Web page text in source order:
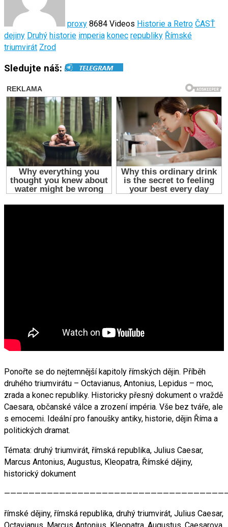
proxy 8684 Videos Historie a Retro ČASŤ
dejiny Druhý historie imperia konec republiky Římské
triumvirát Zrod
Sledujte náš:
Ponořte se do nejtemnější kapitoly římských dějin. Příběh
druhého triumvirátu – Octavianus, Antonius, Lepidus – moc,
zrada a konec republiky. Historicky přesný dokument o vraždě
Caesara, občanské válce a zrození impéria. Vše bez tváře, ale
s emocemi. Ideální pro fanoušky antiky, historie, dějin Říma a
politických dramat.
Témata: druhý triumvirát, římská republika, Julius Caesar,
Marcus Antonius, Augustus, Kleopatra, Římské dějiny,
historický dokument
římské dějiny, římská republika, druhý triumvirát, Julius Caesar,
Octavianus, Marcus Antonius, Kleopatra, Augustus, Caesarova